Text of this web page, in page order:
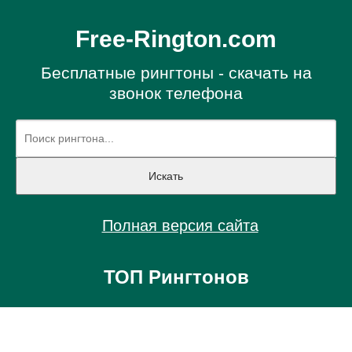
Free-Rington.com
Бесплатные рингтоны - скачать на
звонок телефона
Полная версия сайта
ТОП Рингтонов